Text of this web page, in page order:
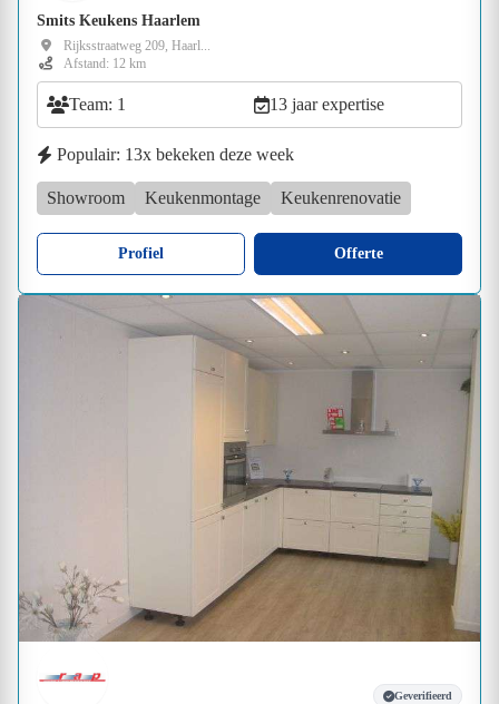
Smits Keukens Haarlem
Rijksstraatweg 209, Haarl...
Afstand: 12 km
Team: 1 13 jaar expertise
Populair: 13x bekeken deze week
Showroom Keukenmontage Keukenrenovatie
Profiel Offerte
Geverifieerd